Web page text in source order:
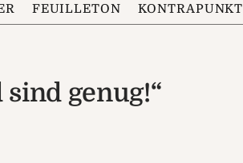
FEUILLETON KONTRAPUNKT
genug!“